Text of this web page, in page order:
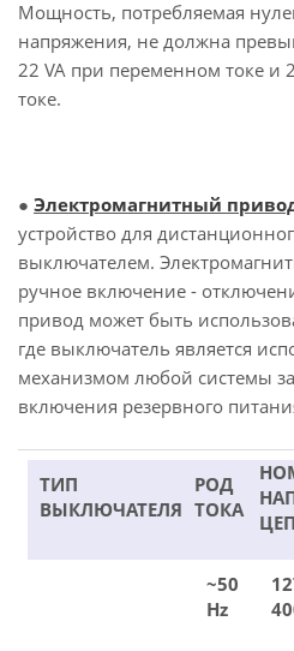
Мощность, потребляемая
напряжения, не должна
22 VA при переменном токе и
токе.
● Электромагнитный
устройство для
выключателем.
ручное включение -
привод может быть
где выключатель является
механизмом любой системы
включения резервного
ТИП
ВЫКЛЮЧАТЕЛЯ
РОД
ТОКА
~50
Hz